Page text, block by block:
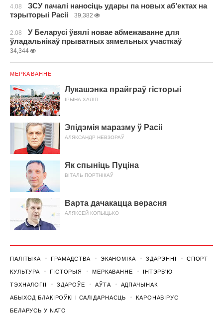
4.08
ЗСУ пачалі наносіць удары па новых аб’ектах на
тэрыторыі Расіі
39,382
2.08
У Беларусі ўвялі новае абмежаванне для
ўладальнікаў прыватных зямельных участкаў
34,344
МЕРКАВАННЕ
Лукашэнка прайграў гісторыі
ІРЫНА ХАЛІП
Эпідэмія маразму ў Расіі
АЛЯКСАНДР НЕВЗОРАЎ
Як спыніць Пуціна
ВІТАЛЬ ПОРТНІКАЎ
Варта дачакацца верасня
АЛЯКСЕЙ КОПЫЦЬКО
ПАЛІТЫКА ГРАМАДСТВА ЭКАНОМІКА ЗДАРЭННI СПОРТ
КУЛЬТУРА ГІСТОРЫЯ МЕРКАВАННЕ ІНТЭРВ'Ю
ТЭХНАЛОГІІ ЗДАРОЎЕ АЎТА АДПАЧЫНАК
АБЫХОД БЛАКІРОЎКІ І САЛІДАРНАСЦЬ КАРОНАВІРУС
БЕЛАРУСЬ У NATO